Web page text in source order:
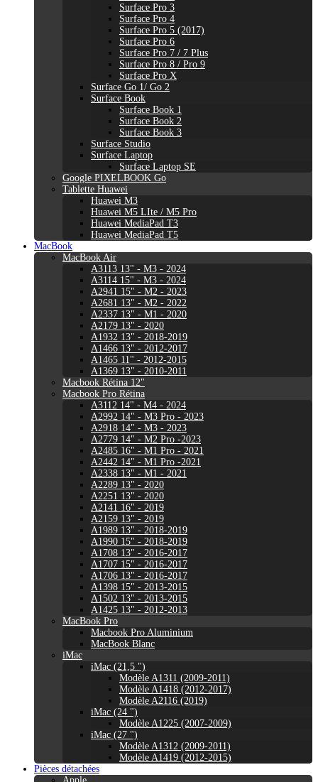
Surface Pro 3
Surface Pro 4
Surface Pro 5 (2017)
Surface Pro 6
Surface Pro 7 / 7 Plus
Surface Pro 8 / Pro 9
Surface Pro X
Surface Go 1/ Go 2
Surface Book
Surface Book 1
Surface Book 2
Surface Book 3
Surface Studio
Surface Laptop
Surface Laptop SE
Google PIXELBOOK Go
Tablette Huawei
Huawei M3
Huawei M5 LIte / M5 Pro
Huawei MediaPad T3
Huawei MediaPad T5
MacBook
MacBook Air
A3113 13" - M3 - 2024
A3114 15" - M3 - 2024
A2941 15" - M2 - 2023
A2681 13" - M2 - 2022
A2337 13" - M1 - 2020
A2179 13" - 2020
A1932 13" - 2018-2019
A1466 13" - 2012-2017
A1465 11" - 2012-2015
A1369 13" - 2010-2011
Macbook Rétina 12"
Macbook Pro Rétina
A3112 14" - M4 - 2024
A2992 14" - M3 Pro - 2023
A2918 14" - M3 - 2023
A2779 14" - M2 Pro -2023
A2485 16" - M1 Pro - 2021
A2442 14" - M1 Pro -2021
A2338 13" - M1 - 2021
A2289 13" - 2020
A2251 13" - 2020
A2141 16" - 2019
A2159 13" - 2019
A1989 13" - 2018-2019
A1990 15" - 2018-2019
A1708 13" - 2016-2017
A1707 15" - 2016-2017
A1706 13" - 2016-2017
A1398 15" - 2013-2015
A1502 13" - 2013-2015
A1425 13" - 2012-2013
MacBook Pro
Macbook Pro Aluminium
MacBook Blanc
iMac
iMac (21,5 ")
Modèle A1311 (2009-2011)
Modèle A1418 (2012-2017)
Modèle A2116 (2019)
iMac (24 ")
Modèle A1225 (2007-2009)
iMac (27 ")
Modèle A1312 (2009-2011)
Modèle A1419 (2012-2015)
Pièces détachées